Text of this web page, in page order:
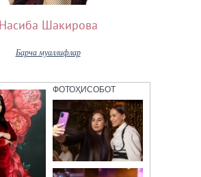
Насиба Шакирова
Барча муаллифлар
ФОТОҲИСОБОТ